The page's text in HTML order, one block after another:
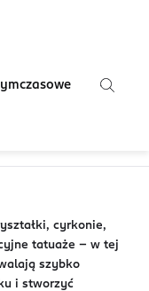
cyrkonie,
tatuaże - w tej
szybko
i stworzyć